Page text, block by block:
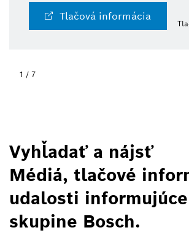
Tlačová informácia
1 / 7
Vyhľadať a nájsť
Médiá, tlačové
udalosti
skupine Bosch.